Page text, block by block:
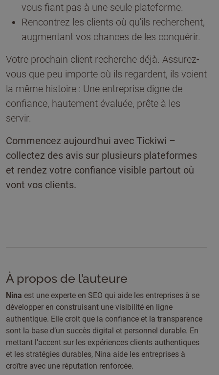
vous fiant pas à une seule plateforme.
Rencontrez les clients où qu'ils recherchent,
augmentant vos chances de les conquérir.
Votre prochain client recherche déjà. Assurez-
vous que peu importe où ils regardent, ils voient
la même histoire : Une entreprise digne de
confiance, hautement évaluée, prête à les
servir.
Commencez aujourd'hui avec Tickiwi –
collectez des avis sur plusieurs plateformes
et rendez votre confiance visible partout où
vont vos clients.
À propos de l’auteure
Nina est une experte en SEO qui aide les entreprises à se
développer en construisant une visibilité en ligne
authentique. Elle croit que la confiance et la transparence
sont la base d’un succès digital et personnel durable. En
mettant l’accent sur les expériences clients authentiques
et les stratégies durables, Nina aide les entreprises à
croître avec une réputation renforcée.